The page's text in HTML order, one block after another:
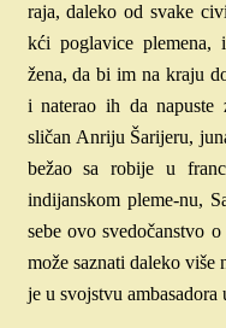
raja, daleko od svake
kći poglavice plemena,
žena, da bi im na kraju
i naterao ih da napuste
sličan Anriju Šarijeru,
bežao sa robije u
indijanskom pleme-nu,
sebe ovo svedočanstvo
može saznati daleko
je u svojstvu